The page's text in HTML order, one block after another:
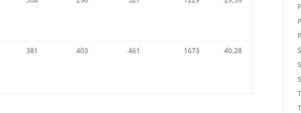
381 403 461 1673 40,28